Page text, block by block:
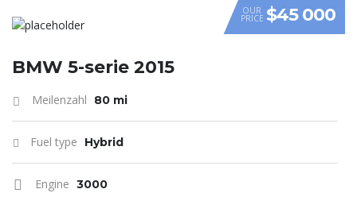
VIDEO
OUR
PRICE $45 000
BMW 5-serie 2015
Meilenzahl 80 mi
Fuel type Hybrid
Engine 3000